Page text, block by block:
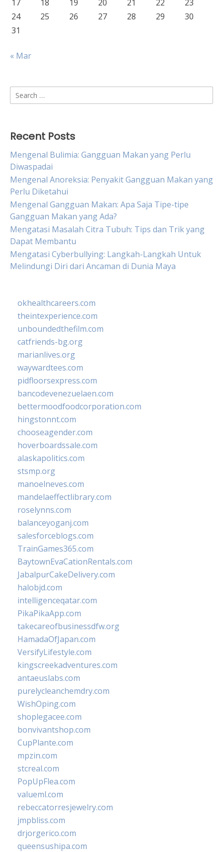
17 18 19 20 21 22
23
24
25 26 27 28 29
30
31
« Mar
Search
for:
Recent Posts
Mengenal Bulimia: Gangguan Makan yang Perlu
Diwaspadai
Mengenal Anoreksia: Penyakit Gangguan Makan yang
Perlu Diketahui
Mengenal Gangguan Makan: Apa Saja Tipe-tipe
Gangguan Makan yang Ada?
Mengatasi Masalah Citra Tubuh: Tips dan Trik yang
Dapat Membantu
Mengatasi Cyberbullying: Langkah-Langkah Untuk
Melindungi Diri dari Ancaman di Dunia Maya
okhealthcareers.com
theintexperience.com
unboundedthefilm.com
catfriends-bg.org
marianlives.org
waywardtees.com
pidfloorsexpress.com
bancodevenezuelaen.com
bettermoodfoodcorporation.com
hingstonnt.com
chooseagender.com
hoverboardssale.com
alaskapolitics.com
stsmp.org
manoelneves.com
mandelaeffectlibrary.com
roselynns.com
balanceyoganj.com
salesforceblogs.com
TrainGames365.com
BaytownEvaCationRentals.com
JabalpurCakeDelivery.com
halobjd.com
intelligenceqatar.com
PikaPikaApp.com
takecareofbusinessdfw.org
HamadaOfJapan.com
VersifyLifestyle.com
kingscreekadventures.com
antaeuslabs.com
purelycleanchemdry.com
WishOping.com
shoplegacee.com
bonvivantshop.com
CupPlante.com
mpzin.com
stcreal.com
PopUpFlea.com
valueml.com
rebeccatorresjewelry.com
jmpbliss.com
drjorgerico.com
queensushipa.com